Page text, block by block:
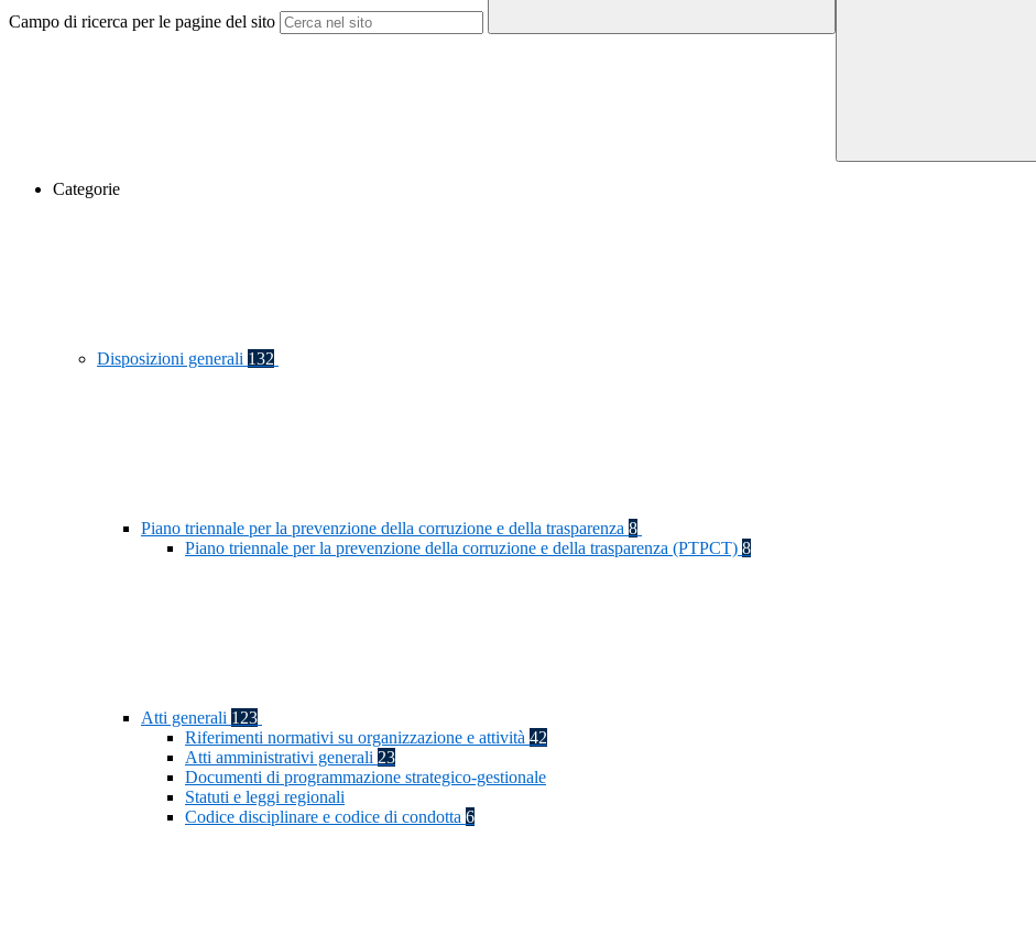
Campo di ricerca per le pagine del sito
Categorie
Disposizioni generali 132
Piano triennale per la prevenzione della corruzione e della trasparenza 8
Piano triennale per la prevenzione della corruzione e della trasparenza (PTPCT) 8
Atti generali 123
Riferimenti normativi su organizzazione e attività 42
Atti amministrativi generali 23
Documenti di programmazione strategico-gestionale
Statuti e leggi regionali
Codice disciplinare e codice di condotta 6